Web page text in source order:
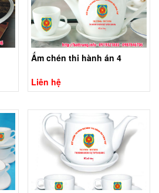
Ấm chén thi hành án 4
Liên hệ